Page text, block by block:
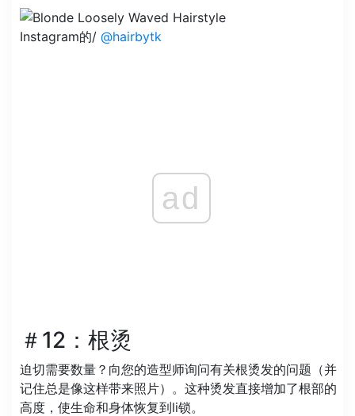
Instagram的/ @hairbytk
ad
＃12：根烫
迫切需要数量？向您的造型师询问有关根烫发的问题（并
记住总是像这样带来照片）。这种烫发直接增加了根部的
高度，使生命和身体恢复到li锁。